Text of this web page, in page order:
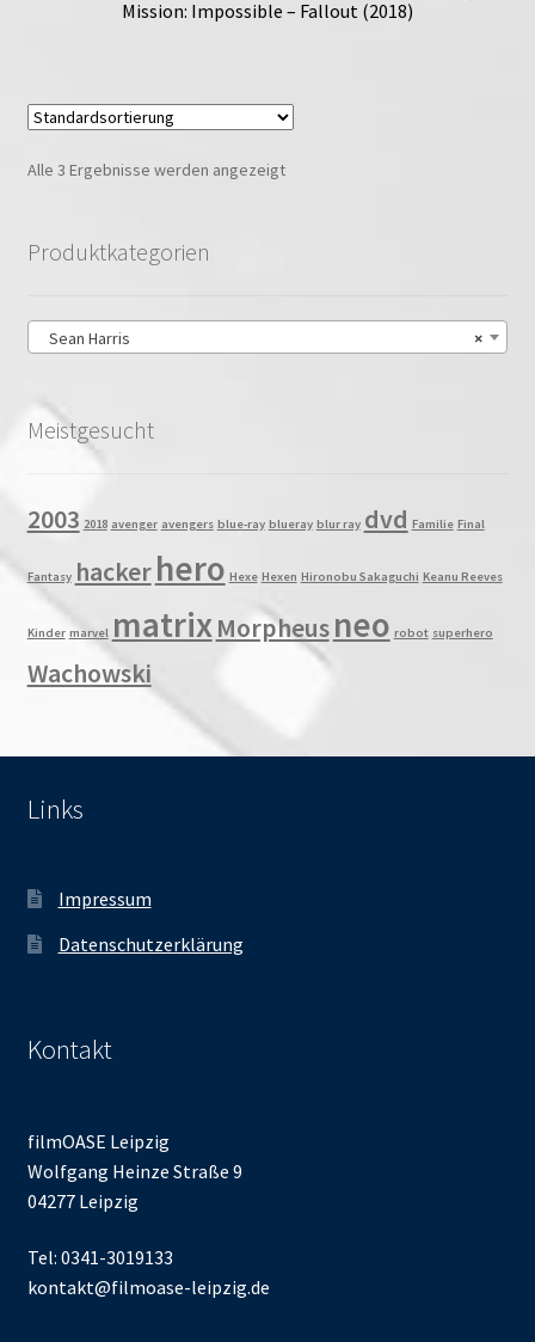
Mission: Impossible – Fallout (2018)
Alle 3 Ergebnisse werden angezeigt
Produktkategorien
×
Sean Harris
Meistgesucht
2003 2018 avenger avengers blue-ray blueray blur ray dvd Familie Final
Fantasy hackerhero Hexe Hexen Hironobu Sakaguchi Keanu Reeves
Kinder marvel matrixMorpheusneo robot superhero
Wachowski
Links
Impressum
Datenschutzerklärung
Kontakt
filmOASE Leipzig
Wolfgang Heinze Straße 9
04277 Leipzig
Tel: 0341-3019133
kontakt@filmoase-leipzig.de